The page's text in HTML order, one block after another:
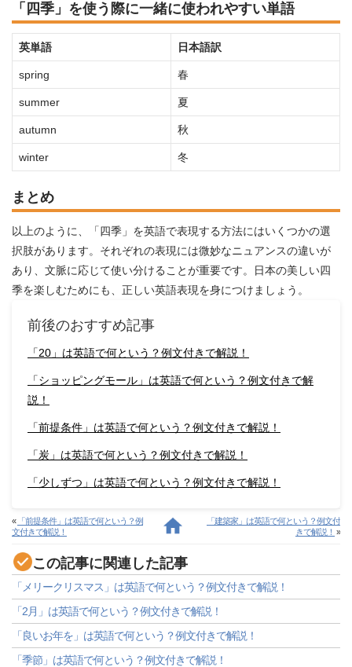
「四季」を使う際に一緒に使われやすい単語
英単語 日本語訳
spring 春
summer 夏
autumn 秋
winter 冬
まとめ
以上のように、「四季」を英語で表現する方法にはいくつかの選
択肢があります。それぞれの表現には微妙なニュアンスの違いが
あり、文脈に応じて使い分けることが重要です。日本の美しい四
季を楽しむためにも、正しい英語表現を身につけましょう。
前後のおすすめ記事
「20」は英語で何という？例文付きで解説！
「ショッピングモール」は英語で何という？例文付きで解
説！
「前提条件」は英語で何という？例文付きで解説！
「炭」は英語で何という？例文付きで解説！
「少しずつ」は英語で何という？例文付きで解説！
« 「前提条件」は英語で何という？例
文付きで解説！
「建築家」は英語で何という？例文付
きで解説！ »
この記事に関連した記事
「メリークリスマス」は英語で何という？例文付きで解説！
「2月」は英語で何という？例文付きで解説！
「良いお年を」は英語で何という？例文付きで解説！
「季節」は英語で何という？例文付きで解説！